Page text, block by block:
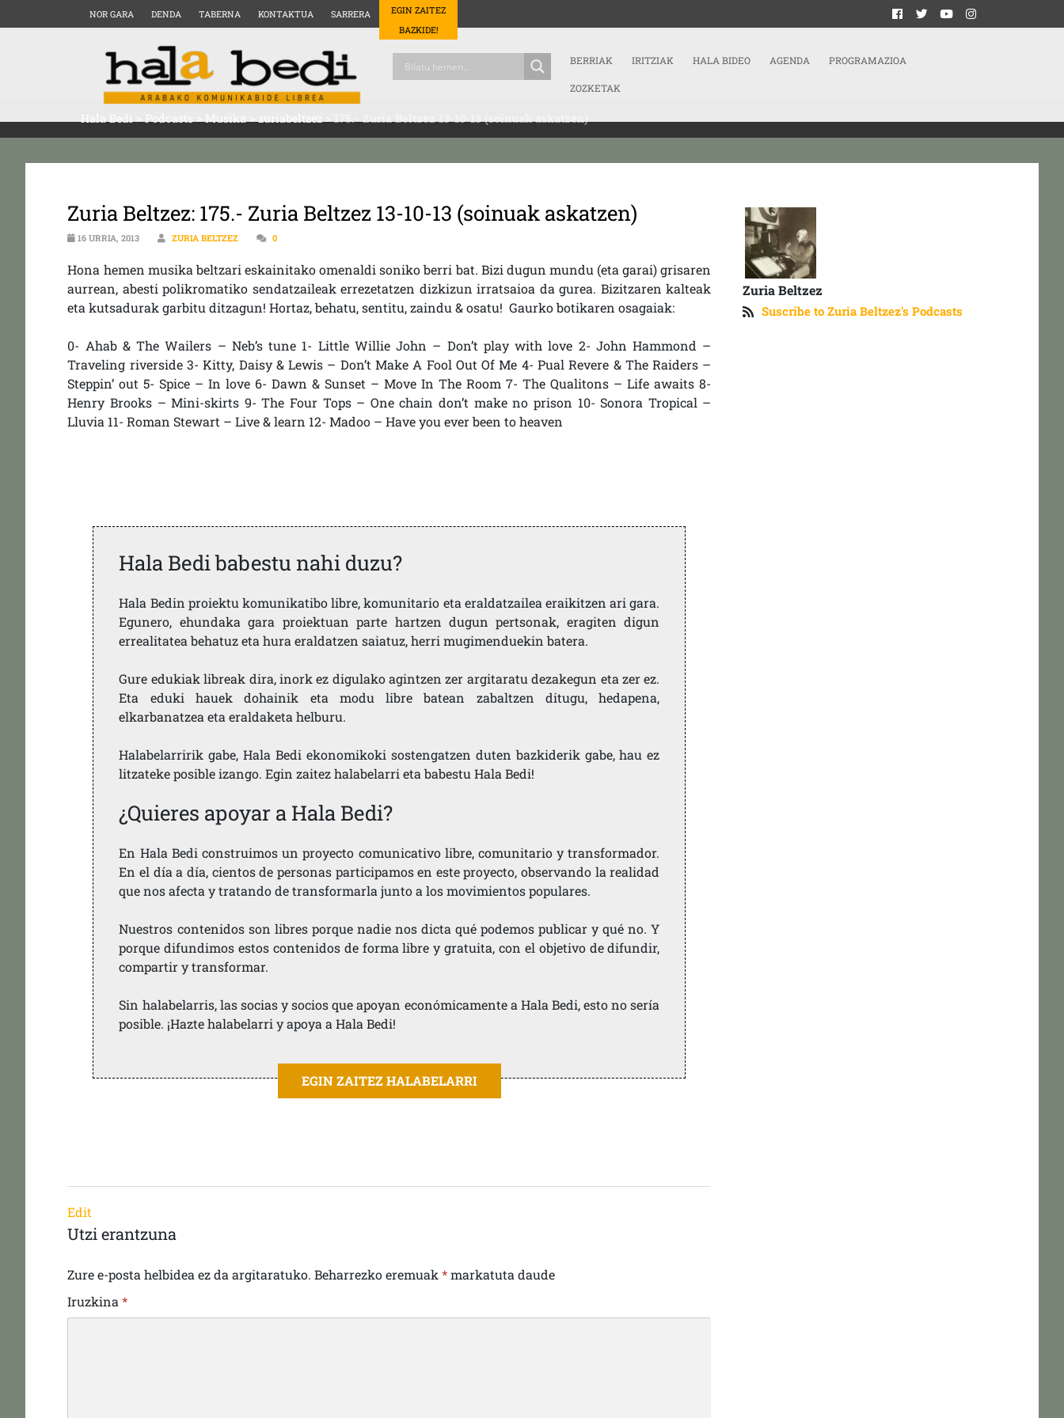
NOR GARA DENDA TABERNA KONTAKTUA SARRERA
EGIN ZAITEZ
BAZKIDE!
BERRIAK IRITZIAK HALA BIDEO AGENDA PROGRAMAZIOA
ZOZKETAK
Hala Bedi>Podcasts>Musika>zuriabeltzez>175.- Zuria Beltzez 13-10-13 (soinuak askatzen)
Zuria Beltzez: 175.- Zuria Beltzez 13-10-13 (soinuak askatzen)
16 URRIA, 2013 ZURIA BELTZEZ 0
Hona hemen musika beltzari eskainitako omenaldi soniko berri bat. Bizi dugun mundu (eta garai) grisaren
aurrean, abesti polikromatiko sendatzaileak errezetatzen dizkizun irratsaioa da gurea. Bizitzaren kalteak
eta kutsadurak garbitu ditzagun! Hortaz, behatu, sentitu, zaindu & osatu! Gaurko botikaren osagaiak:
0- Ahab & The Wailers – Neb’s tune 1- Little Willie John – Don’t play with love 2- John Hammond –
Traveling riverside 3- Kitty, Daisy & Lewis – Don’t Make A Fool Out Of Me 4- Pual Revere & The Raiders –
Steppin’ out 5- Spice – In love 6- Dawn & Sunset – Move In The Room 7- The Qualitons – Life awaits 8-
Henry Brooks – Mini-skirts 9- The Four Tops – One chain don’t make no prison 10- Sonora Tropical –
Lluvia 11- Roman Stewart – Live & learn 12- Madoo – Have you ever been to heaven
Hala Bedi babestu nahi duzu?
Hala Bedin proiektu komunikatibo libre, komunitario eta eraldatzailea eraikitzen ari gara.
Egunero, ehundaka gara proiektuan parte hartzen dugun pertsonak, eragiten digun
errealitatea behatuz eta hura eraldatzen saiatuz, herri mugimenduekin batera.
Gure edukiak libreak dira, inork ez digulako agintzen zer argitaratu dezakegun eta zer ez.
Eta eduki hauek dohainik eta modu libre batean zabaltzen ditugu, hedapena,
elkarbanatzea eta eraldaketa helburu.
Halabelarririk gabe, Hala Bedi ekonomikoki sostengatzen duten bazkiderik gabe, hau ez
litzateke posible izango. Egin zaitez halabelarri eta babestu Hala Bedi!
¿Quieres apoyar a Hala Bedi?
En Hala Bedi construimos un proyecto comunicativo libre, comunitario y transformador.
En el día a día, cientos de personas participamos en este proyecto, observando la realidad
que nos afecta y tratando de transformarla junto a los movimientos populares.
Nuestros contenidos son libres porque nadie nos dicta qué podemos publicar y qué no. Y
porque difundimos estos contenidos de forma libre y gratuita, con el objetivo de difundir,
compartir y transformar.
Sin halabelarris, las socias y socios que apoyan económicamente a Hala Bedi, esto no sería
posible. ¡Hazte halabelarri y apoya a Hala Bedi!
EGIN ZAITEZ HALABELARRI
Edit
Utzi erantzuna
Zure e-posta helbidea ez da argitaratuko. Beharrezko eremuak*markatuta daude
Iruzkina*
Zuria Beltzez
Suscribe to Zuria Beltzez's Podcasts